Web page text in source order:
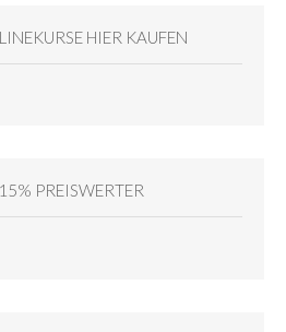
HIER KAUFEN
PREISWERTER